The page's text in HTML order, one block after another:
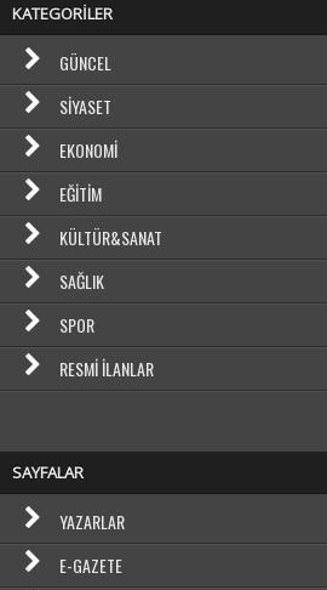
KATEGORİLER
GÜNCEL
SIYASET
EKONOMI
EĞITIM
KÜLTÜR&SANAT
SAĞLIK
SPOR
RESMI İLANLAR
SAYFALAR
YAZARLAR
E-GAZETE